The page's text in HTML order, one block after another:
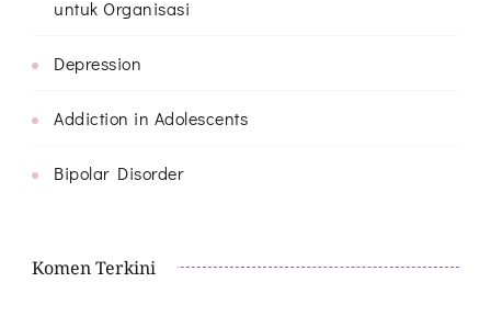
untuk Organisasi
Depression
Addiction in Adolescents
Bipolar Disorder
Komen Terkini